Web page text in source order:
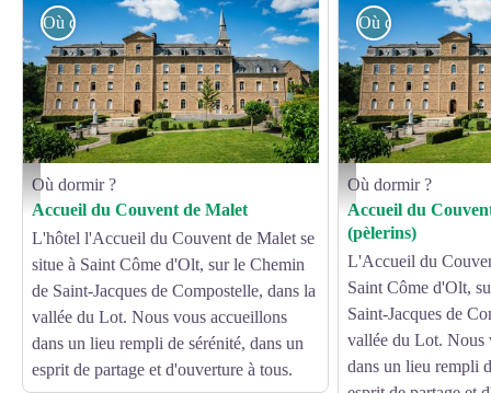
Accueil du Couvent de Malet - Hébergement - nicomphoto
Où dormir ?
Où dormir ?
Accueil du Couvent de Malet
L'hôtel l'Accueil du Couvent de Malet se
situe à Saint Côme d'Olt, sur le Chemin
de Saint-Jacques de Compostelle, dans la
vallée du Lot. Nous vous accueillons
dans un lieu rempli de sérénité, dans un
esprit de partage et d'ouverture à tous.
Accueil du Couvent de
Où dormir ?
Où dormir ?
Accueil du
(pèlerins)
L'Accueil du
Saint Côme d'Olt,
Saint-Jacques de
vallée du Lot. Nous
dans un lieu rempli